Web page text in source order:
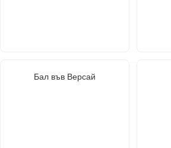
Бал във Версай